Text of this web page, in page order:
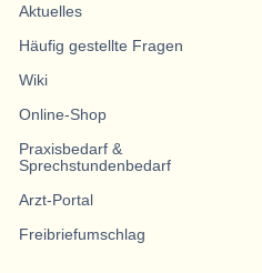
Aktuelles
Häufig gestellte Fragen
Wiki
Online-Shop
Praxisbedarf &
Sprechstundenbedarf
Arzt-Portal
Freibriefumschlag